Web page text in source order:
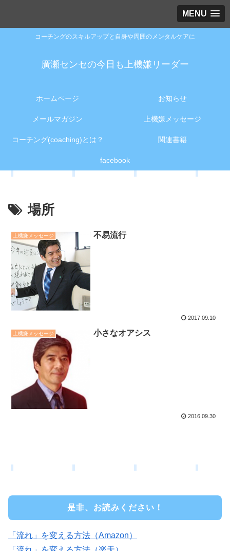
MENU
コーチングのスキルアップと自身や周囲のメンタルケアに
廣瀬センセの今日も上機嫌リーダー
ホームページ お知らせ
メールマガジン 上機嫌メッセージ
コーチング(coaching)とは？ 関連書籍
facebook
場所
上機嫌メッセージ 不易流行
2017.09.10
上機嫌メッセージ 小さなオアシス
2016.09.30
是非、お読みください！
「流れ」を変える方法（Amazon）